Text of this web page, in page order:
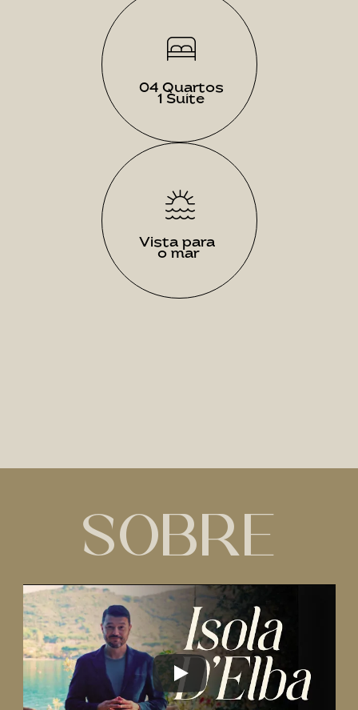
04 Quartos
1 Suíte
Vista para
o mar
sobre